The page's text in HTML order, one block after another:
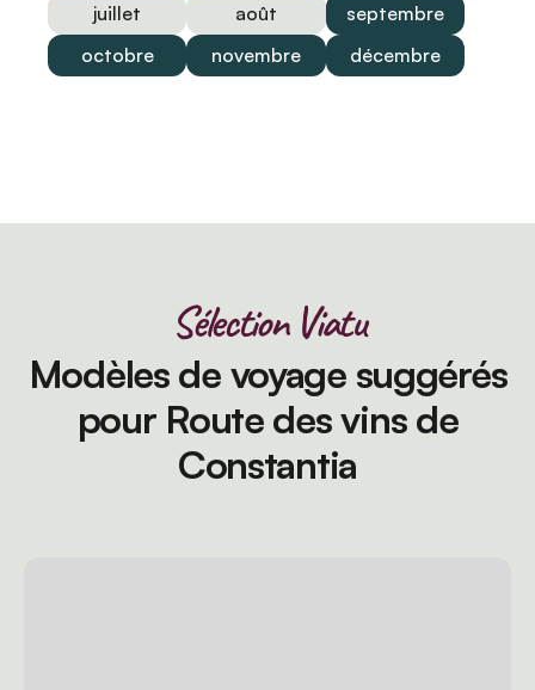
juillet
août
septembre
octobre
novembre décembre
Sélection Viatu
Modèles de voyage suggérés
pour Route des vins de
Constantia